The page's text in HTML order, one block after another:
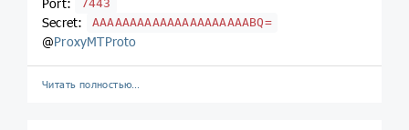
7443
Secret: AAAAAAAAAAAAAAAAAAAAABQ=
@ProxyMTProto
Читать полностью…